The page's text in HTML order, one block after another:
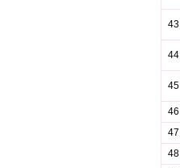
43
44
45
46
47
48